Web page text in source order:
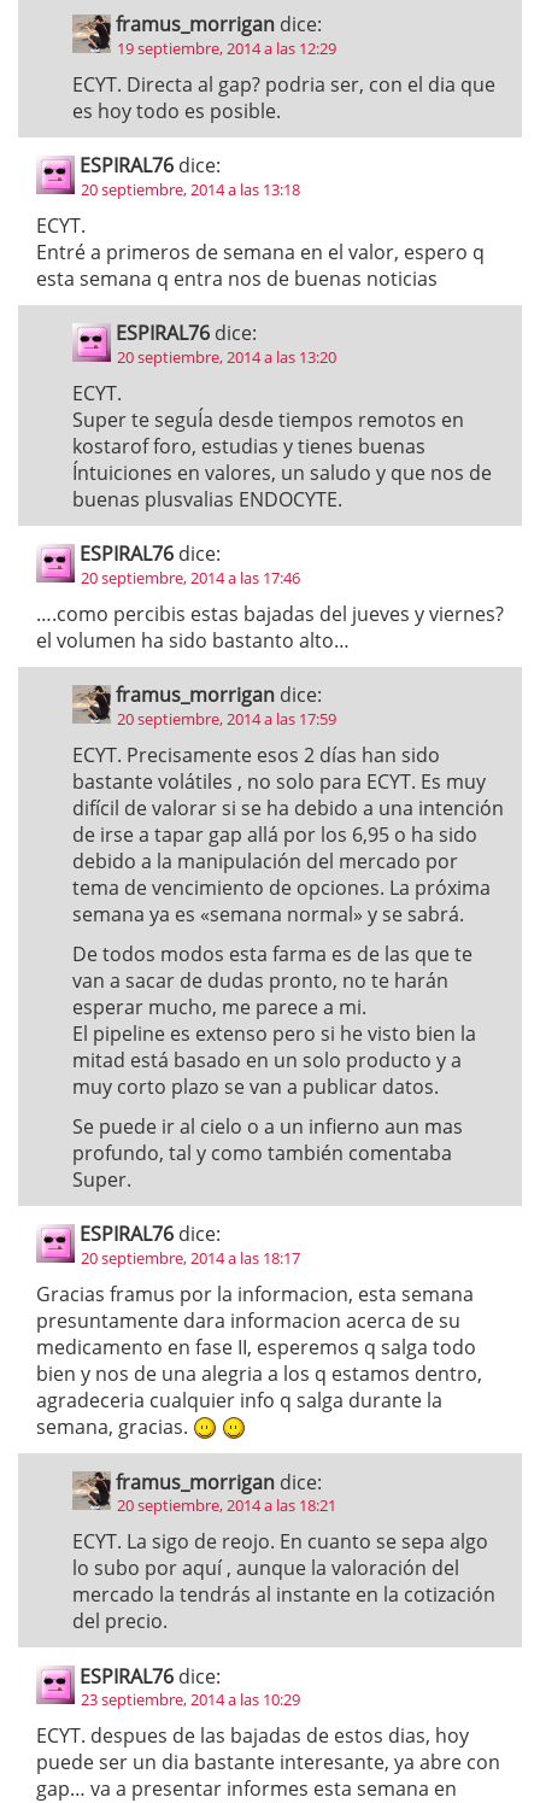
framus_morrigan dice:
19 septiembre, 2014 a las 12:29
ECYT. Directa al gap? podria ser, con el dia que
es hoy todo es posible.
ESPIRAL76 dice:
20 septiembre, 2014 a las 13:18
ECYT.
Entré a primeros de semana en el valor, espero q
esta semana q entra nos de buenas noticias
ESPIRAL76 dice:
20 septiembre, 2014 a las 13:20
ECYT.
Super te seguÍa desde tiempos remotos en
kostarof foro, estudias y tienes buenas
Íntuiciones en valores, un saludo y que nos de
buenas plusvalias ENDOCYTE.
ESPIRAL76 dice:
20 septiembre, 2014 a las 17:46
….como percibis estas bajadas del jueves y viernes?
el volumen ha sido bastanto alto…
framus_morrigan dice:
20 septiembre, 2014 a las 17:59
ECYT. Precisamente esos 2 días han sido
bastante volátiles , no solo para ECYT. Es muy
difícil de valorar si se ha debido a una intención
de irse a tapar gap allá por los 6,95 o ha sido
debido a la manipulación del mercado por
tema de vencimiento de opciones. La próxima
semana ya es «semana normal» y se sabrá.
De todos modos esta farma es de las que te
van a sacar de dudas pronto, no te harán
esperar mucho, me parece a mi.
El pipeline es extenso pero si he visto bien la
mitad está basado en un solo producto y a
muy corto plazo se van a publicar datos.
Se puede ir al cielo o a un infierno aun mas
profundo, tal y como también comentaba
Super.
ESPIRAL76 dice:
20 septiembre, 2014 a las 18:17
Gracias framus por la informacion, esta semana
presuntamente dara informacion acerca de su
medicamento en fase II, esperemos q salga todo
bien y nos de una alegria a los q estamos dentro,
agradeceria cualquier info q salga durante la
semana, gracias.
framus_morrigan dice:
20 septiembre, 2014 a las 18:21
ECYT. La sigo de reojo. En cuanto se sepa algo
lo subo por aquí , aunque la valoración del
mercado la tendrás al instante en la cotización
del precio.
ESPIRAL76 dice:
23 septiembre, 2014 a las 10:29
ECYT. despues de las bajadas de estos dias, hoy
puede ser un dia bastante interesante, ya abre con
gap… va a presentar informes esta semana en